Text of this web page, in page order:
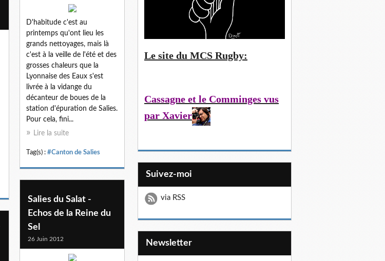
D'habitude c'est au
printemps qu'ont lieu les
grands nettoyages, mais là
c'est à la veille de l'été et des
grosses chaleurs que la
Lyonnaise des Eaux s'est
livrée à la vidange du
décanteur de boues de la
station d'épuration de Salies.
Pour cela, fini...
Lire la suite
Tag(s) : #Canton de Salies
Salies du Salat -
Echos de la Reine du
Sel
26 Juin 2012
Le site du MCS Rugby:
Cassagne et le Comminges vus
par Xavier
Suivez-moi
via RSS
Newsletter